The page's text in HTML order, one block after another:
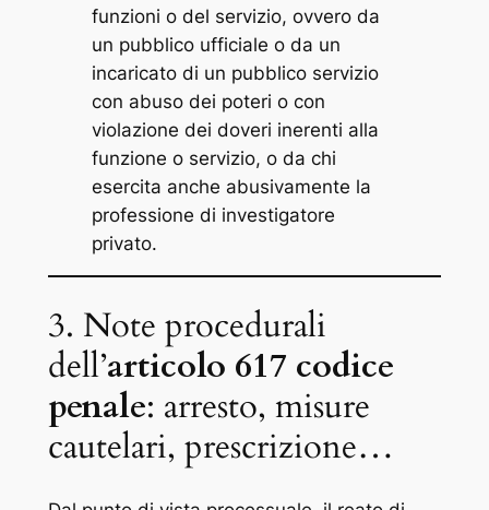
funzioni o del servizio, ovvero da
un pubblico ufficiale o da un
incaricato di un pubblico servizio
con abuso dei poteri o con
violazione dei doveri inerenti alla
funzione o servizio, o da chi
esercita anche abusivamente la
professione di investigatore
privato.
3. Note procedurali
dell’articolo 617 codice
penale: arresto, misure
cautelari, prescrizione…